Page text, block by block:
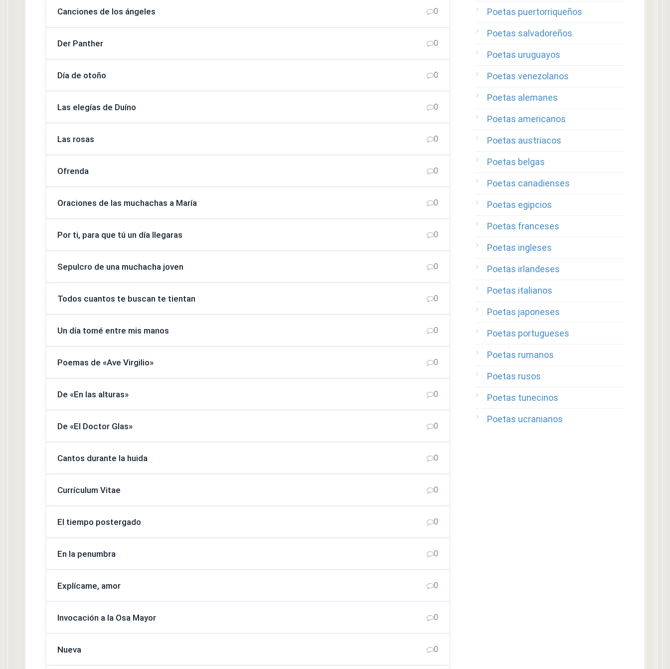
Canciones de los ángeles 0
Der Panther 0
Día de otoño 0
Las elegías de Duíno 0
Las rosas 0
Ofrenda 0
Oraciones de las muchachas a María 0
Por ti, para que tú un día llegaras 0
Sepulcro de una muchacha joven 0
Todos cuantos te buscan te tientan 0
Un día tomé entre mis manos 0
Poemas de «Ave Virgilio» 0
De «En las alturas» 0
De «El Doctor Glas» 0
Cantos durante la huida 0
Currículum Vitae 0
El tiempo postergado 0
En la penumbra 0
Explícame, amor 0
Invocación a la Osa Mayor 0
Nueva 0
Poetas puertorriqueños
Poetas salvadoreños
Poetas uruguayos
Poetas venezolanos
Poetas alemanes
Poetas americanos
Poetas austriacos
Poetas belgas
Poetas canadienses
Poetas egipcios
Poetas franceses
Poetas ingleses
Poetas irlandeses
Poetas italianos
Poetas japoneses
Poetas portugueses
Poetas rumanos
Poetas rusos
Poetas tunecinos
Poetas ucranianos